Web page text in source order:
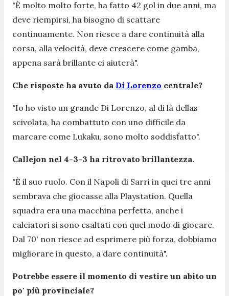
"È molto molto forte, ha fatto 42 gol in due anni, ma
deve riempirsi, ha bisogno di scattare
continuamente. Non riesce a dare continuità alla
corsa, alla velocità, deve crescere come gamba,
appena sarà brillante ci aiuterà".
Che risposte ha avuto da Di Lorenzo centrale?
"Io ho visto un grande Di Lorenzo, al di là dellas
scivolata, ha combattuto con uno difficile da
marcare come Lukaku, sono molto soddisfatto".
Callejon nel 4-3-3 ha ritrovato brillantezza.
"È il suo ruolo. Con il Napoli di Sarri in quei tre anni
sembrava che giocasse alla Playstation. Quella
squadra era una macchina perfetta, anche i
calciatori si sono esaltati con quel modo di giocare.
Dal 70' non riesce ad esprimere più forza, dobbiamo
migliorare in questo, a dare continuità".
Potrebbe essere il momento di vestire un abito un
po' più provinciale?